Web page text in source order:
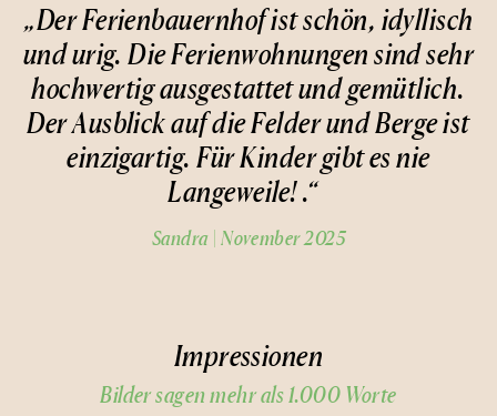
„Der Ferienbauernhof ist schön, idyllisch
und urig. Die Ferienwohnungen sind sehr
hochwertig ausgestattet und gemütlich.
Der Ausblick auf die Felder und Berge ist
einzigartig. Für Kinder gibt es nie
Langeweile! .“
Sandra | November 2025
Impressionen
Bilder sagen mehr als 1.000 Worte